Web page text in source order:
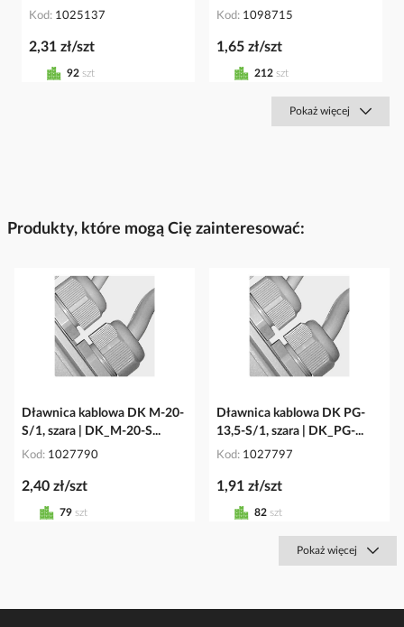
Kod 1025137
2,31 zł/szt
92 szt
Kod 1098715
1,65 zł/szt
212 szt
Pokaż więcej
Produkty, które mogą Cię zainteresować:
Dławnica kablowa DK M-20-
S/1, szara | DK_M-20-S...
Kod 1027790
2,40 zł/szt
79 szt
Dławnica kablowa DK PG-
13,5-S/1, szara | DK_PG-...
Kod 1027797
1,91 zł/szt
82 szt
Pokaż więcej